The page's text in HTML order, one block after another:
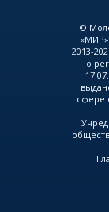
©
2013-
о
сфере